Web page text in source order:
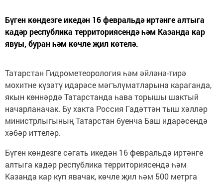
Бүген көндезге икедән 16 февральдә иртәнге алтыга
кадәр республика территориясендә һәм Казанда кар
явуы, буран һәм көчле җил көтелә.
Татарстан Гидрометеорология һәм әйләнә-тирә
мохитне күзәтү идарәсе мәгълүматларына караганда,
якын көннәрдә Татарстанда һава торышы шактый
начарланачак. Бу хакта Россия Гадәттән тыш хәлләр
министрлыгының Татарстан буенча Баш идарәсендә
хәбәр иттеләр.
Бүген көндезге сәгать икедән 16 февральдә иртәнге
алтыга кадәр республика территориясендә һәм
Казанда кар күп явачак, көчле җил һәм 500 метрга